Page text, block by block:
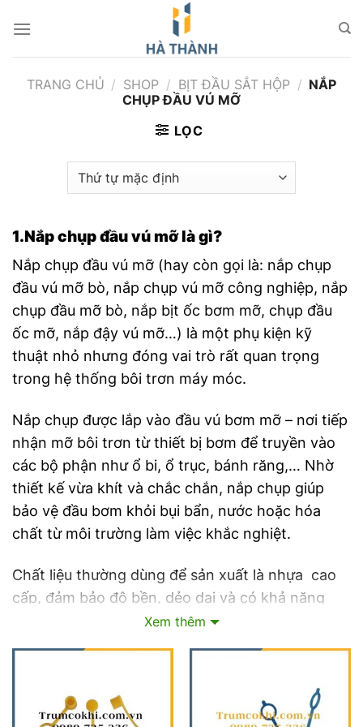
đến
TRANG CHỦ / SHOP / BỊT ĐẦU SẮT HỘP / NẮP
CHỤP ĐẦU VÚ MỠ
LỌC
1.Nắp chụp đầu vú mỡ là gì?
Nắp chụp đầu vú mỡ (hay còn gọi là: nắp chụp
đầu vú mỡ bò, nắp chụp vú mỡ công nghiệp, nắp
chụp đầu mỡ bò, nắp bịt ốc bơm mỡ, chụp đầu
ốc mỡ, nắp đậy vú mỡ…) là một phụ kiện kỹ
thuật nhỏ nhưng đóng vai trò rất quan trọng
trong hệ thống bôi trơn máy móc.
Nắp chụp được lắp vào đầu vú bơm mỡ – nơi tiếp
nhận mỡ bôi trơn từ thiết bị bơm để truyền vào
các bộ phận như ổ bi, ổ trục, bánh răng,… Nhờ
thiết kế vừa khít và chắc chắn, nắp chụp giúp
bảo vệ đầu bơm khỏi bụi bẩn, nước hoặc hóa
chất từ môi trường làm việc khắc nghiệt.
Chất liệu thường dùng để sản xuất là nhựa cao
cấp, đảm bảo độ bền, dẻo dai và có khả năng
chịu áp lực khi bơm mỡ.
Nắp chụp đầu vú bơm mỡ mang lại nhiều lợi ích
rõ rệt trong quá trình sử dụng và bảo trì thiết bị:
Xem thêm